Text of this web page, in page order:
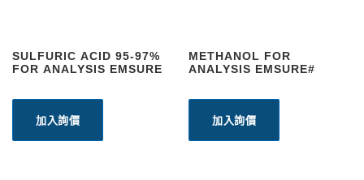
SULFURIC ACID 95-97%
FOR ANALYSIS EMSURE
加入詢價
METHANOL FOR
ANALYSIS EMSURE#
加入詢價